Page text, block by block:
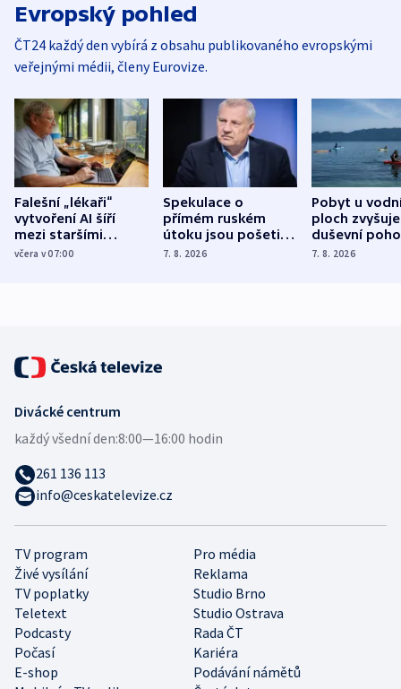
Evropský pohled
ČT24 každý den vybírá z obsahu publikovaného evropskými
veřejnými médii, členy Eurovize.
Falešní „lékaři“
vytvoření AI šíří
mezi staršími
Poláky nebezpečné
včera v 07:00
Spekulace o
přímém ruském
útoku jsou pošetilé,
míní estonský
7. 8. 2026
Pobyt u
ploch zvyšuje
duševní
ukázala
7. 8. 2026
TV program
Pro média
Živé vysílání
Reklama
TV poplatky
Studio Brno
Teletext
Studio Ostrava
Podcasty
Rada ČT
Počasí
Kariéra
E-shop
Podávání námětů
Divácké centrum
každý všední den:8:00—16:00 hodin
261 136 113
info@ceskatelevize.cz